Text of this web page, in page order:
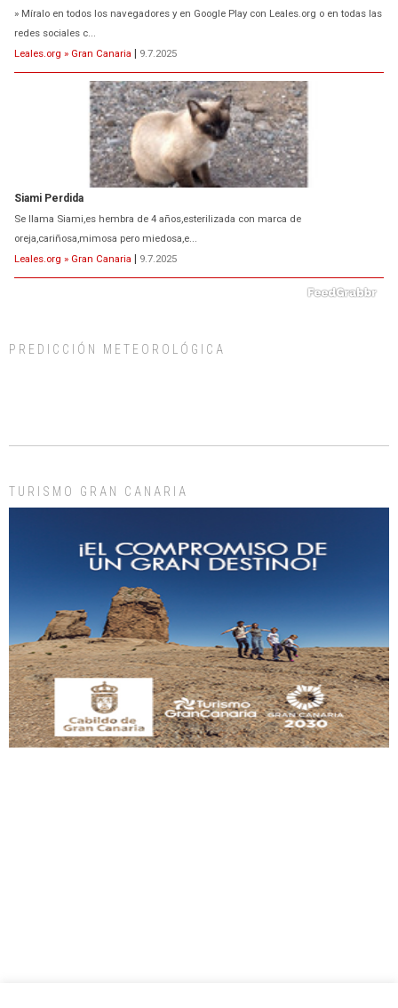
» Míralo en todos los navegadores y en Google Play con Leales.org o en todas las
redes sociales c...
Leales.org » Gran Canaria | 9.7.2025
Siami Perdida
Se llama Siami,es hembra de 4 años,esterilizada con marca de
oreja,cariñosa,mimosa pero miedosa,e...
Leales.org » Gran Canaria | 9.7.2025
días, ella incluida...
Gato manso encontrado
Este gato macho ha aparecido en la calle hace menos de un mes, es muy
manso y extremadamente cari...
Leales.org » Gran Canaria | 9.7.2025
PREDICCIÓN METEOROLÓGICA
TURISMO GRAN CANARIA